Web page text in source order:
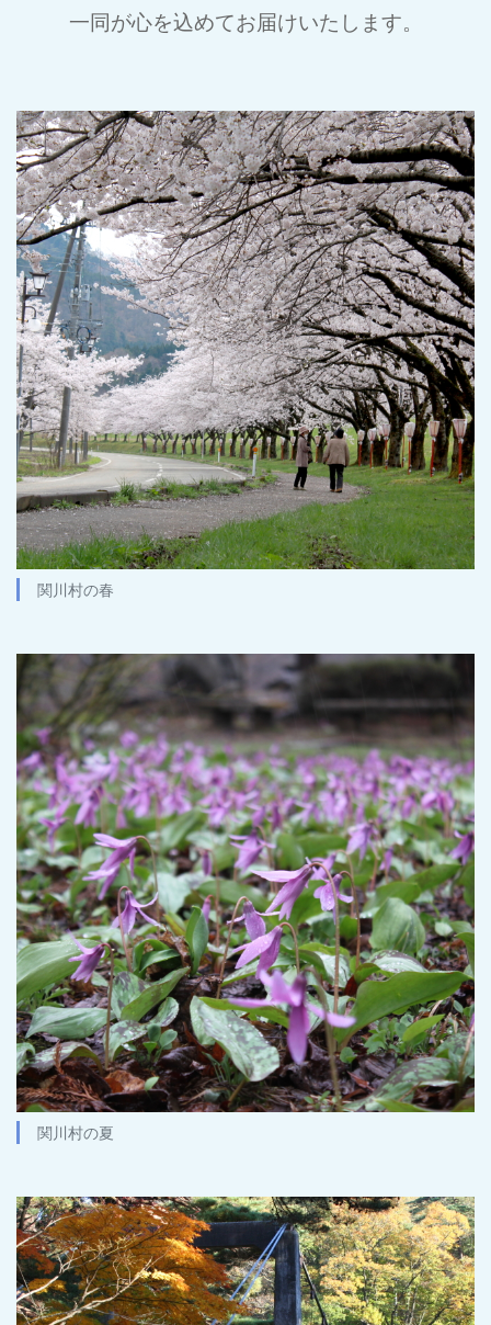
一同が心を込めてお届けいたします。
関川村の春
関川村の夏